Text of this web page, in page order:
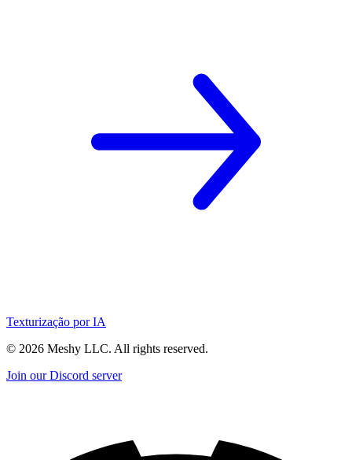
Texturização por IA
© 2026 Meshy LLC. All rights reserved.
Join our Discord server